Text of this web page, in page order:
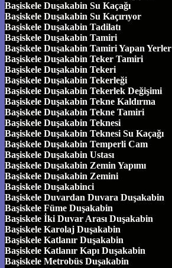
Başiskele Duşakabin Su Kaçağı
Başiskele Duşakabin Su Kaçırıyor
Başiskele Duşakabin Tadilatı
Başiskele Duşakabin Tamiri
Başiskele Duşakabin Tamiri Yapan Yerler
Başiskele Duşakabin Teker Tamiri
Başiskele Duşakabin Tekeri
Başiskele Duşakabin Tekerleği
Başiskele Duşakabin Tekerlek Değişimi
Başiskele Duşakabin Tekne Kaldırma
Başiskele Duşakabin Tekne Tamiri
Başiskele Duşakabin Teknesi
Başiskele Duşakabin Teknesi Su Kaçağı
Başiskele Duşakabin Temperli Cam
Başiskele Duşakabin Ustası
Başiskele Duşakabin Zemin Yapımı
Başiskele Duşakabin Zemini
Başiskele Duşakabinci
Başiskele Duvardan Duvara Duşakabin
Başiskele Füme Duşakabin
Başiskele İki Duvar Arası Duşakabin
Başiskele Karolaj Duşakabin
Başiskele Katlanır Duşakabin
Başiskele Katlanır Kapı Duşakabin
Başiskele Metrobüs Duşakabin